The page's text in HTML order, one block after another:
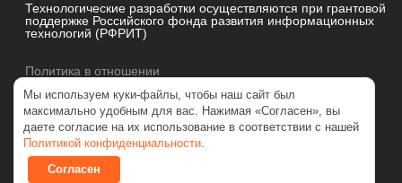
Технологические разработки осуществляются при грантовой
поддержке Российского фонда развития информационных
технологий (РФРИТ)
Политика в отношении
Мы используем куки-файлы, чтобы наш сайт был
максимально удобным для вас. Нажимая «Согласен», вы
даете согласие на их использование в соответствии с нашей
Политикой конфиденциальности.
Согласен